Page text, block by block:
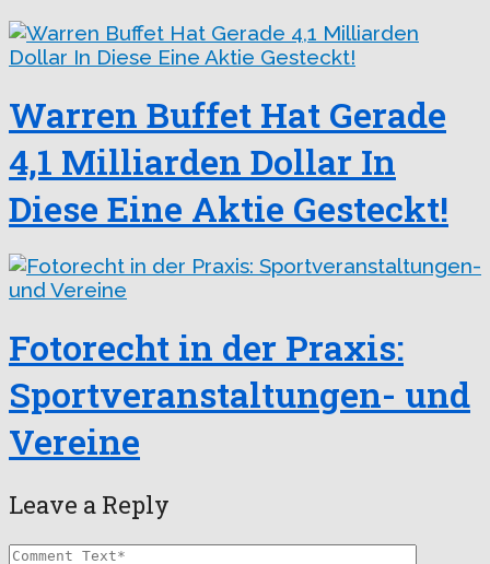
Warren Buffet Hat Gerade
4,1 Milliarden Dollar In
Diese Eine Aktie Gesteckt!
Fotorecht in der Praxis:
Sportveranstaltungen- und
Vereine
Leave a Reply